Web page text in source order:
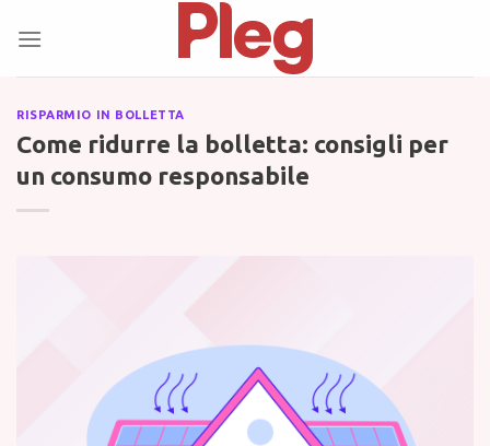
RISPARMIO IN BOLLETTA
Come ridurre la bolletta: consigli per
un consumo responsabile